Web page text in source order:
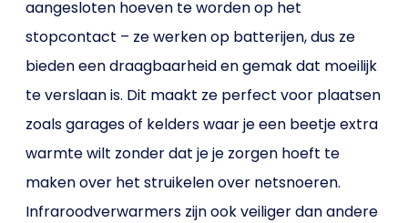
aangesloten hoeven te worden op het
stopcontact – ze werken op batterijen, dus ze
bieden een draagbaarheid en gemak dat moeilijk
te verslaan is. Dit maakt ze perfect voor plaatsen
zoals garages of kelders waar je een beetje extra
warmte wilt zonder dat je je zorgen hoeft te
maken over het struikelen over netsnoeren.
Infraroodverwarmers zijn ook veiliger dan andere